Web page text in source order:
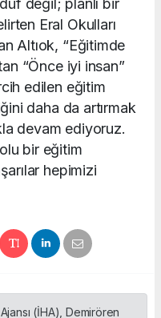
değil; planlı bir
Eral Okulları
Altıok, “Eğitimde
“Önce iyi insan”
edilen eğitim
daha da artırmak
devam ediyoruz.
bir eğitim
hepimizi
(İHA), Demirören